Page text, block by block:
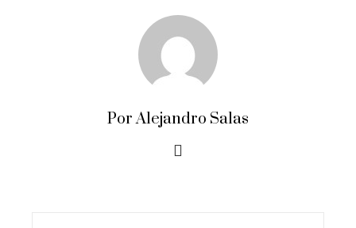
Por Alejandro Salas